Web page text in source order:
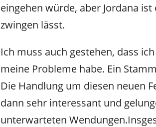
eingehen würde, aber Jordana
zwingen lässt.
Ich muss auch gestehen, dass
meine Probleme habe. Ein
Die Handlung um diesen neuen
dann sehr interessant und
unterwarteten